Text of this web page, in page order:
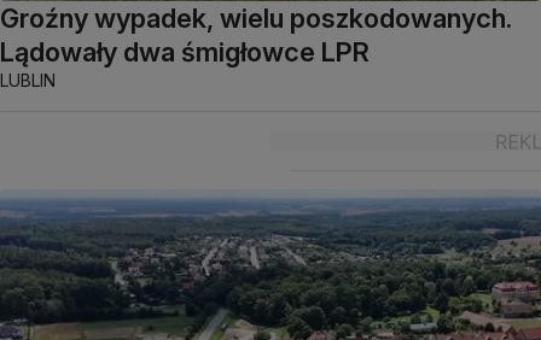
Groźny wypadek, wielu poszkodowanych.
Lądowały dwa śmigłowce LPR
LUBLIN